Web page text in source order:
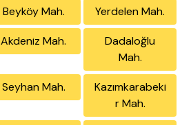
Beyköy Mah. Yerdelen Mah.
Akdeniz Mah.
Dadaloğlu
Mah.
Seyhan Mah.
Kazımkarabeki
r Mah.